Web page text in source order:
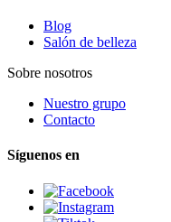
Blog
Salón de belleza
Sobre nosotros
Nuestro grupo
Contacto
Síguenos en